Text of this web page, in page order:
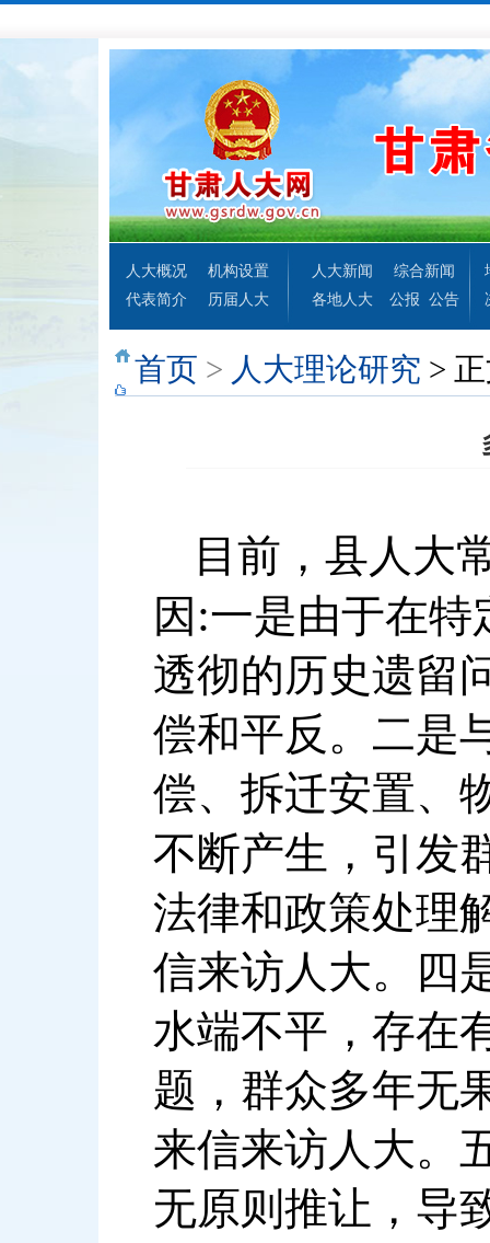
人大概况
机构设置
代表简介
历届人大
人大新闻
综合新闻
各地人大
公报 公告
首页 > 人大理论研究 >
目前，县人大
因 :一是由于在特
透彻的历史遗留
偿和平反。二是
偿、拆迁安置、
不断产生，引发
法律和政策处理
信来访人大。四
水端不平，存在
题，群众多年无
来信来访人大。
无原则推让，导